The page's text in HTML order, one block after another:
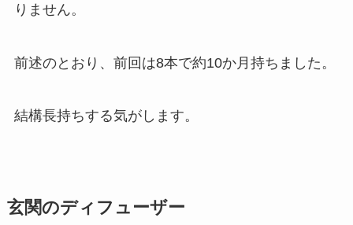
りません。
前述のとおり、前回は8本で約10か月 持ちました。
結構長持ちする気がします。
玄関のディフューザー